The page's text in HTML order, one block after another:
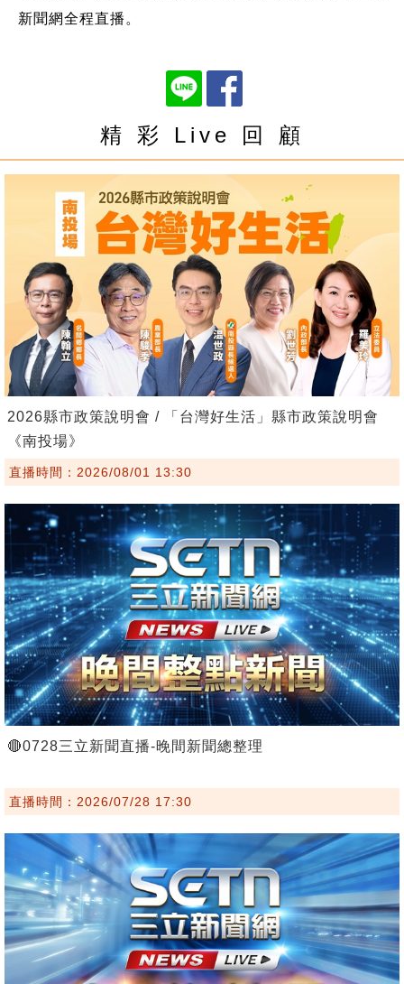
新聞網全程直播。
精 彩 Live 回 顧
2026縣市政策說明會 / 「台灣好生活」縣市政策說明會
《南投場》
直播時間：2026/08/01 13:30
🔴0728三立新聞直播-晚間新聞總整理
直播時間：2026/07/28 17:30